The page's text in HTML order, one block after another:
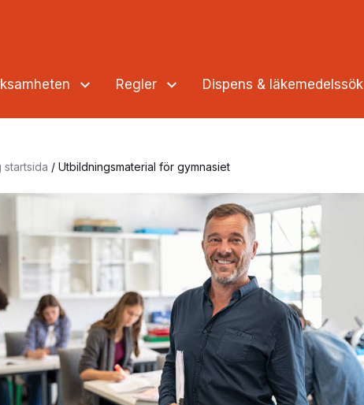
Regler Dispens & läkemedelssök
startsida / Utbildningsmaterial för gymnasiet